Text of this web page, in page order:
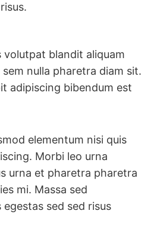
volutpat blandit aliquam
nulla pharetra diam sit.
adipiscing bibendum est
elementum nisi quis
Morbi leo urna
urna et pharetra pharetra
mi. Massa sed
sed sed risus